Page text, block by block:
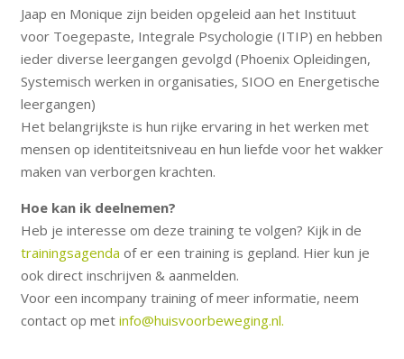
Jaap en Monique zijn beiden opgeleid aan het Instituut
voor Toegepaste, Integrale Psychologie (ITIP) en hebben
ieder diverse leergangen gevolgd (Phoenix Opleidingen,
Systemisch werken in organisaties, SIOO en Energetische
leergangen)
Het belangrijkste is hun rijke ervaring in het werken met
mensen op identiteitsniveau en hun liefde voor het wakker
maken van verborgen krachten.
Hoe kan ik deelnemen?
Heb je interesse om deze training te volgen? Kijk in de
trainingsagenda of er een training is gepland. Hier kun je
ook direct inschrijven & aanmelden.
Voor een incompany training of meer informatie, neem
contact op met info@huisvoorbeweging.nl.